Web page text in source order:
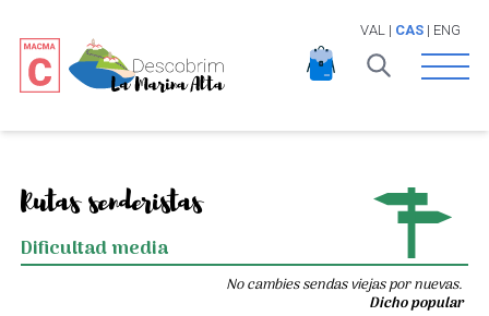
VAL | CAS| ENG
Open
Rutas senderistas
Dificultad media
No cambies sendas viejas por nuevas.
Dicho popular